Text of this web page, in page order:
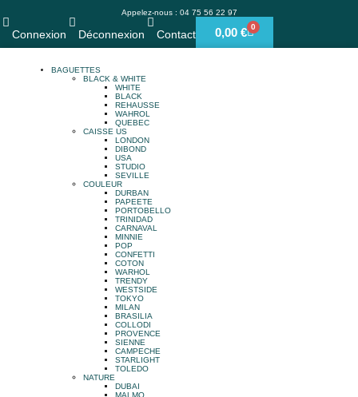
Appelez-nous : 04 75 56 22 97
Connexion Déconnexion Contact 0,00 € 0
BAGUETTES
BLACK & WHITE
WHITE
BLACK
REHAUSSE
WAHROL
QUEBEC
CAISSE US
LONDON
DIBOND
USA
STUDIO
SEVILLE
COULEUR
DURBAN
PAPEETE
PORTOBELLO
TRINIDAD
CARNAVAL
MINNIE
POP
CONFETTI
COTON
WARHOL
TRENDY
WESTSIDE
TOKYO
MILAN
BRASILIA
COLLODI
PROVENCE
SIENNE
CAMPECHE
STARLIGHT
TOLEDO
NATURE
DUBAI
MALMO